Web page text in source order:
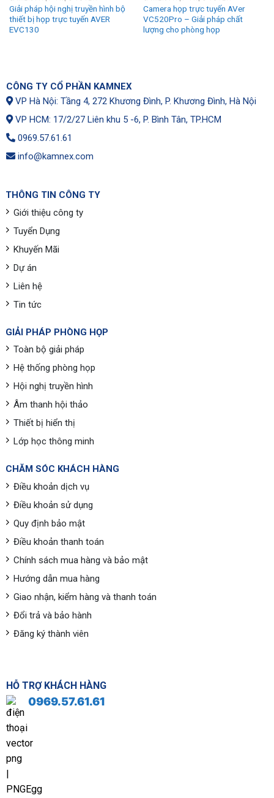
Giải pháp hội nghị truyền hình bộ
thiết bị họp trực tuyến AVER
EVC130
Camera họp trực tuyến AVer
VC520Pro – Giải pháp chất
lượng cho phòng họp
CÔNG TY CỔ PHẦN KAMNEX
VP Hà Nội: Tầng 4, 272 Khương Đình, P. Khương Đình, Hà Nội
VP HCM: 17/2/27 Liên khu 5 -6, P. Bình Tân, TP.HCM
0969.57.61.61
info@kamnex.com
THÔNG TIN CÔNG TY
Giới thiệu công ty
Tuyển Dụng
Khuyến Mãi
Dự án
Liên hệ
Tin tức
GIẢI PHÁP PHÒNG HỌP
Toàn bộ giải pháp
Hệ thống phòng họp
Hội nghị truyền hình
Âm thanh hội thảo
Thiết bị hiển thị
Lớp học thông minh
CHĂM SÓC KHÁCH HÀNG
Điều khoản dịch vụ
Điều khoản sử dụng
Quy định bảo mật
Điều khoản thanh toán
Chính sách mua hàng và bảo mật
Hướng dẫn mua hàng
Giao nhận, kiểm hàng và thanh toán
Đổi trả và bảo hành
Đăng ký thành viên
HỖ TRỢ KHÁCH HÀNG
0969.57.61.61